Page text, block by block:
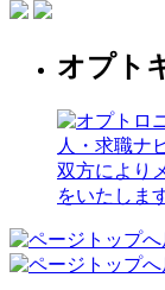
オプト